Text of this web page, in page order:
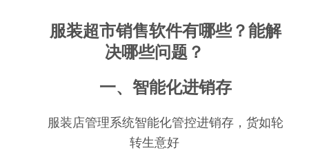
服装超市销售软件有哪些？能解
决哪些问题？
一、智能化进销存
服装店管理系统智能化管控进销存，货如轮
转生意好